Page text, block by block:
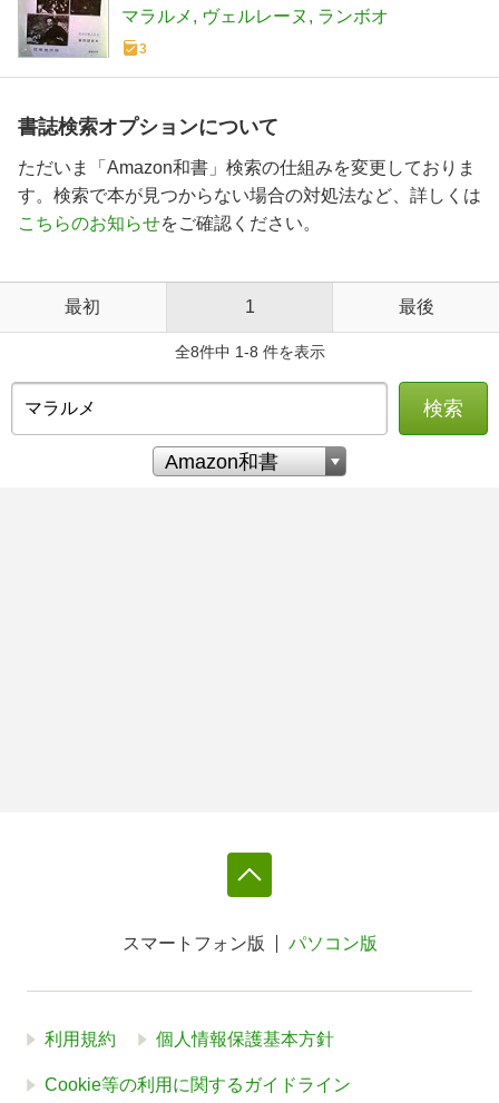
マラルメ ヴェルレーヌ ランボオ
3
書誌検索オプションについて
ただいま「Amazon和書」検索の仕組みを変更しておりま
す。検索で本が見つからない場合の対処法など、詳しくは
こちらのお知らせをご確認ください。
最初 1 最後
全8件中 1-8 件を表示
検索
スマートフォン版 パソコン版
利用規約 個人情報保護基本方針
Cookie等の利用に関するガイドライン